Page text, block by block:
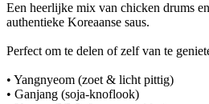
Een heerlijke mix van chicken drums
authentieke Koreaanse saus.
Perfect om te delen of zelf van te
• Yangnyeom (zoet & licht pittig)
• Ganjang (soja-knoflook)